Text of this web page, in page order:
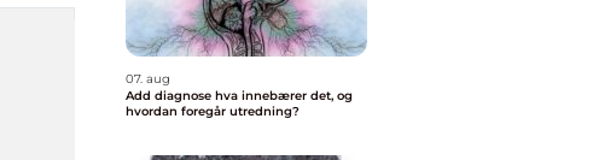
07. aug
Add diagnose hva innebærer det, og
hvordan foregår utredning?